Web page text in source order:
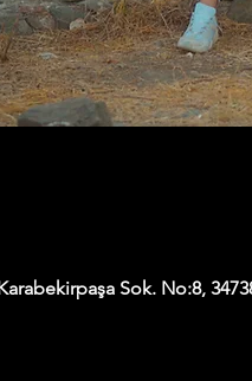
Sok. No:8,